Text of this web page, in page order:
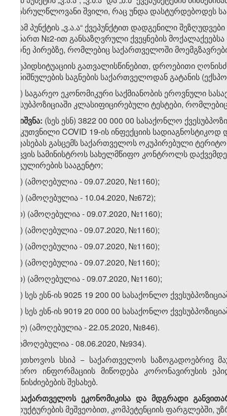
არასრულწლოვანი შვილი, რაც უნდა დასტურდებოდეს
ამ პუნქტის „ვ.ა.ა“ ქვეპუნქტით დადგენილი
დანართ №2-ით განსაზღვრული ქვეყნების
მქონე პირებზე, რომლებიც საქართველოში
ეპიდსიტუაციის გათვალისწინებით, დროებითი
დანიშნულების საგნების საქართველოდან გატანის
თ.ა) საგარეო ეკონომიკური საქმიანობის ეროვნული
ქვესუბპოზიციაში კლასიფიცირებული ტესტები,
შენიშვნა: (სეს ესნ) 3822 00 000 00 სასაქონლო
განკუთვნილი COVID 19-ის ინფექციის
შეფასებას გასცემს საქართველოს ოკუპირებული
დაცვის სამინისტროს სახელმწიფო კონტროლს
რეგულირების სააგენტო;
თ.ბ) (ამოღებულია - 09.07.2020, №1160);
თ.გ) (ამოღებულია - 10.04.2020, №672);
თ.დ) (ამოღებულია - 09.07.2020, №1160);
თ.ე) (ამოღებულია - 09.07.2020, №1160);
თ.ვ) (ამოღებულია - 09.07.2020, №1160);
თ.ზ) (ამოღებულია - 09.07.2020, №1160);
თ.თ) (ამოღებულია - 09.07.2020, №1160);
თ.ი) სეს ესნ-ის 9025 19 200 00 სასაქონლო
თ.კ) სეს ესნ-ის 9019 20 000 00 სასაქონლო
თ.ლ) (ამოღებულია - 22.05.2020, №846).
. (ამოღებულია - 08.06.2020, №934).
ეთხოვოს სსიპ − საქართველოს საზოგადოებრივ
საჭირო ინფორმაციის მიწოდება კორონავირუსის
ღონისძიებების შესახებ.
საქართველოს ეკონომიკისა და მდგრადი
სტრუქტურების მეშვეობით, კომპეტენციის ფარგლებში,